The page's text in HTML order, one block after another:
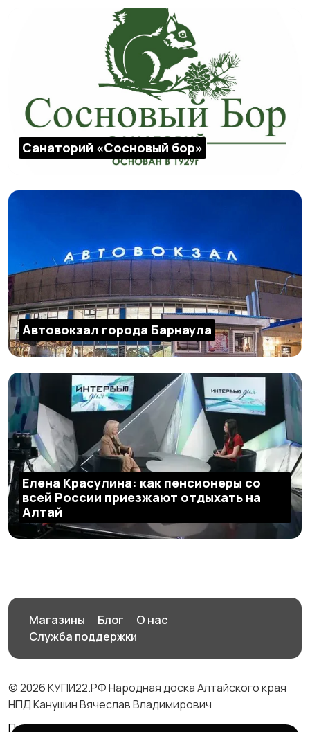
Санаторий «Сосновый бор»
Автовокзал города Барнаула
Елена Красулина: как пенсионеры со
всей России приезжают отдыхать на
Алтай
Магазины Блог
О нас
Служба поддержки
© 2026 КУПИ22.РФ Народная доска Алтайского края
НПД Канушин Вячеслав Владимирович
Правила сервиса
Политика конфиденциальности